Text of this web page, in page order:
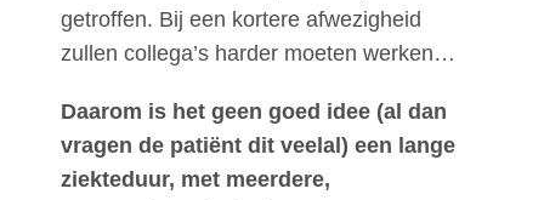
getroffen. Bij een kortere afwezigheid
zullen collega’s harder moeten werken…
Daarom is het geen goed idee (al dan
vragen de patiënt dit veelal) een lange
ziekteduur, met meerdere,